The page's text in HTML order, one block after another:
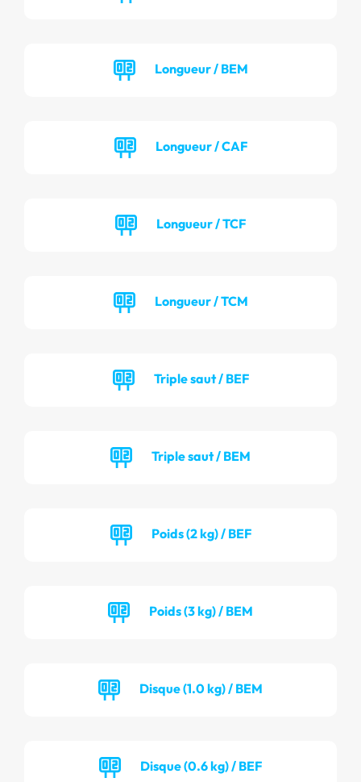
Longueur / BEM
Longueur / CAF
Longueur / TCF
Longueur / TCM
Triple saut / BEF
Triple saut / BEM
Poids (2 kg) / BEF
Poids (3 kg) / BEM
Disque (1.0 kg) / BEM
Disque (0.6 kg) / BEF